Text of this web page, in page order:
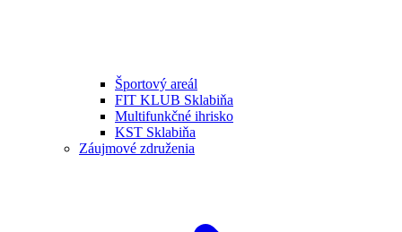
Športový areál
FIT KLUB Sklabiňa
Multifunkčné ihrisko
KST Sklabiňa
Záujmové združenia